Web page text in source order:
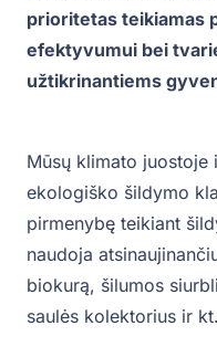
prioritetas teikiamas
efektyvumui bei
užtikrinantiems
Mūsų klimato juostoje
ekologiško šildymo
pirmenybę teikiant
naudoja
biokurą, šilumos
saulės kolektorius ir kt.